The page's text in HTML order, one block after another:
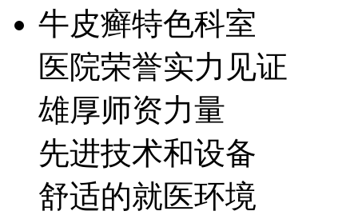
牛皮癣特色科室
医院荣誉实力见证
雄厚师资力量
先进技术和设备
舒适的就医环境